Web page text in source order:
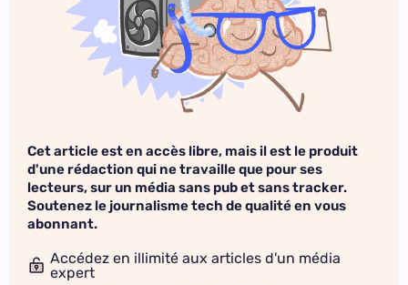
Cet article est en accès libre, mais il est le produit
d'une rédaction qui ne travaille que pour ses
lecteurs, sur un média sans pub et sans tracker.
Soutenez le journalisme tech de qualité en vous
abonnant.
Accédez en illimité aux articles d'un média
expert